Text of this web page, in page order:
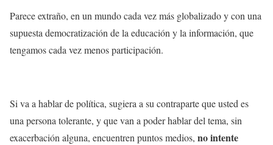
Parece extraño, en un mundo cada vez más globalizado y con una
supuesta democratización de la educación y la información, que
tengamos cada vez menos participación.
Si va a hablar de política, sugiera a su contraparte que usted es
una persona tolerante, y que van a poder hablar del tema, sin
exacerbación alguna, encuentren puntos medios, no intente